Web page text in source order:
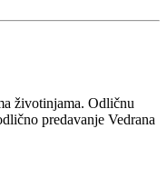
životinjama. Odličnu
predavanje Vedrana